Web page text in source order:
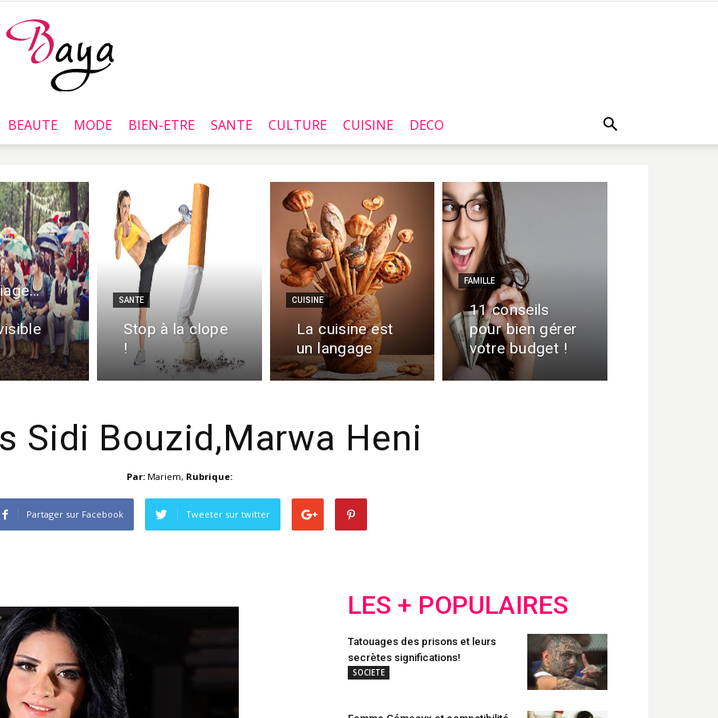
Baya.tn
BEAUTE MODE BIEN-ETRE SANTE CULTURE CUISINE DECO
SANTE
Stop à la clope
!
CUISINE
La cuisine est
un langage
FAMILLE
11 conseils
pour bien gérer
votre budget !
Sidi Bouzid,Marwa Heni
Par: Mariem, Rubrique:
Partager sur Facebook Tweeter sur twitter
LES + POPULAIRES
Tatouages des prisons et leurs
secrètes significations!
SOCIETE